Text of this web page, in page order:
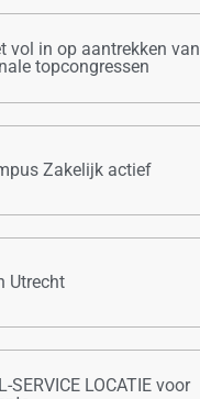
vol in op aantrekken van
topcongressen
Zakelijk actief
Utrecht
SERVICE LOCATIE voor